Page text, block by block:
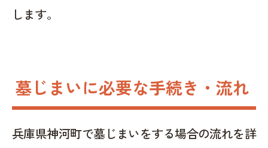
します。
墓じまいに必要な手続き・流れ
兵庫県神河町で墓じまいをする場合の流れを詳